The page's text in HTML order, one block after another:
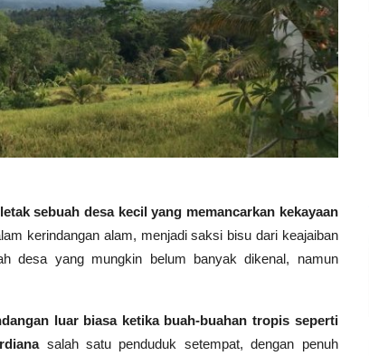
sebuah desa kecil yang memancarkan kekayaan
kerindangan alam, menjadi saksi bisu dari keajaiban
desa yang mungkin belum banyak dikenal, namun
luar biasa ketika buah-buahan tropis seperti
salah satu penduduk setempat, dengan penuh